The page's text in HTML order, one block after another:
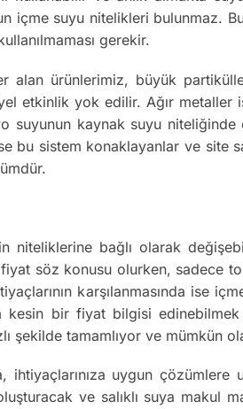
içme suyu nitelikleri bulunmaz.
gerekir.
alan ürünlerimiz, büyük
etkinlik yok edilir. Ağır metaller
kaynak suyu
bu sistem konaklayanlar ve
niteliklerine bağlı olarak
söz konusu olurken, sadece
karşılanmasında ise
bir fiyat bilgisi
şekilde tamamlıyor ve mümkün
ihtiyaçlarınıza uygun
ve salıklı suya makul